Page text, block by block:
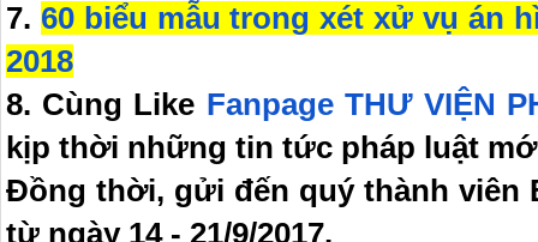
7. 60 biểu mẫu trong xét xử vụ án
2018
8. Cùng Like Fanpage THƯ VIỆN
kịp thời những tin tức pháp luật
Đồng thời, gửi đến quý thành viên
từ ngày 14 - 21/9/2017.